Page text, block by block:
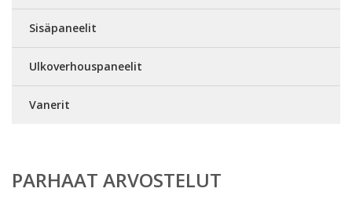
Sisäpaneelit
Ulkoverhouspaneelit
Vanerit
PARHAAT ARVOSTELUT